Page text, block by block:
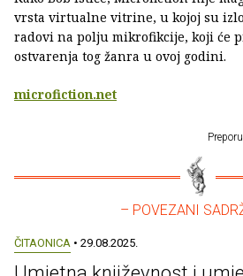
vrsta virtualne vitrine, u kojoj su
radovi na polju mikrofikcije, koji će
ostvarenja tog žanra u ovoj godini.
microfiction.net
– POVEZANI
ČITAONICA • 29.08.2025.